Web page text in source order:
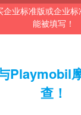
企业标准版或企业
能被填写！
Playmobil
查！